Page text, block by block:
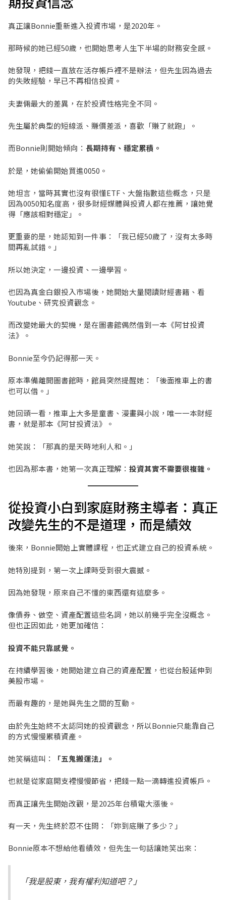
真正讓Bonnie重新進入投資市場，是2020年。
那時候的她已經50歲，也開始思考人生下半場的財務安全感。
她發現，把錢一直放在活存帳戶裡不是辦法，但先生因為過去
的失敗經驗，早已不再相信投資。
夫妻倆最大的差異，在於投資性格完全不同。
先生屬於典型的短線派、賺價差派，喜歡「賺了就跑」。
而Bonnie則開始傾向： 長期持有、穩定累積。
於是，她偷偷開始買進0050。
她坦言，當時其實也沒有很懂ETF、大盤指數這些概念，只是
因為0050知名度高，很多財經媒體與投資人都在推薦，讓她覺
得「應該相對穩定」。
更重要的是，她認知到一件事：「我已經50歲了，沒有太多時
間再亂試錯。」
所以她決定，一邊投資、一邊學習。
也因為真金白銀投入市場後，她開始大量閱讀財經書籍、看
Youtube、研究投資觀念。
而改變她最大的契機，是在圖書館偶然借到一本《阿甘投資
法》。
Bonnie至今仍記得那一天。
原本準備離開圖書館時，館員突然提醒她：「後面推車上的書
也可以借。」
她回頭一看，推車上大多是童書、漫畫與小說，唯一一本財經
書，就是那本《阿甘投資法》。
她笑說：「那真的是天時地利人和。」
也因為那本書，她第一次真正理解： 投資其實不需要很複雜。
從投資小白到家庭財務主導者：真正
改變先生的不是道理，而是績效
後來，Bonnie開始上實體課程，也正式建立自己的投資系統。
她特別提到，第一次上課時受到很大震撼。
因為她發現，原來自己不懂的東西還有這麼多。
像債券、做空、資產配置這些名詞，她以前幾乎完全沒概念。
但也正因如此，她更加確信：
投資不能只靠感覺。
在持續學習後，她開始建立自己的資產配置，也從台股延伸到
美股市場。
而最有趣的，是她與先生之間的互動。
由於先生始終不太認同她的投資觀念，所以Bonnie只能靠自己
的方式慢慢累積資產。
她笑稱這叫： 「五鬼搬運法」。
也就是從家庭開支裡慢慢節省，把錢一點一滴轉進投資帳戶。
而真正讓先生開始改觀，是2025年台積電大漲後。
有一天，先生終於忍不住問：「妳到底賺了多少？」
Bonnie原本不想給他看績效，但先生一句話讓她笑出來：
「我是股東，我有權利知道吧？」